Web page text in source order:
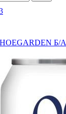
HOEGARDEN Б/А